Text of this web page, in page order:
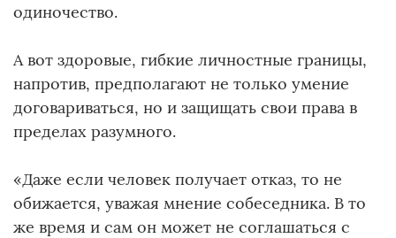
одиночество.
А вот здоровые, гибкие личностные границы,
напротив, предполагают не только умение
договариваться, но и защищать свои права в
пределах разумного.
«Даже если человек получает отказ, то не
обижается, уважая мнение собеседника. В то
же время и сам он может не соглашаться с